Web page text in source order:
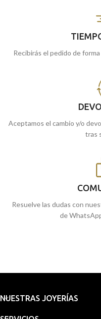
Recibirás el pedido de
Aceptamos el cambio y/o
tras
Resuelve las dudas con
de
NUESTRAS JOYERÍAS